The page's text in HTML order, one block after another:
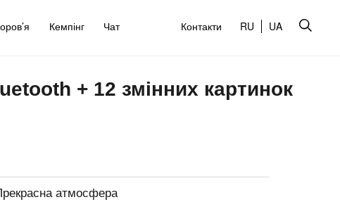
Кемпінг Чат Контакти RU UA
+ 12 змінних картинок
атмосфера